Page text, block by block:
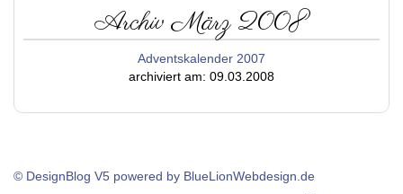
Archiv März 2008
Adventskalender 2007
archiviert am: 09.03.2008
© DesignBlog V5 powered by BlueLionWebdesign.de